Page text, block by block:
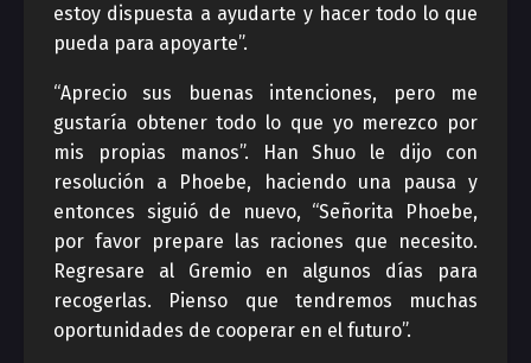
estoy dispuesta a ayudarte y hacer todo lo que
pueda para apoyarte”.
“Aprecio sus buenas intenciones, pero me
gustaría obtener todo lo que yo merezco por
mis propias manos”. Han Shuo le dijo con
resolución a Phoebe, haciendo una pausa y
entonces siguió de nuevo, “Señorita Phoebe,
por favor prepare las raciones que necesito.
Regresare al Gremio en algunos días para
recogerlas. Pienso que tendremos muchas
oportunidades de cooperar en el futuro”.